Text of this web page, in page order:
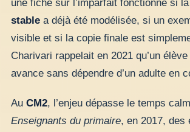
une fiche sur l’imparfait fonctionne si la
stable a déjà été modélisée, si un
visible et si la copie finale est
Charivari rappelait en 2021 qu’un
avance sans dépendre d’un adulte en
Au CM2, l’enjeu dépasse le temps
Enseignants du primaire, en 2017, des